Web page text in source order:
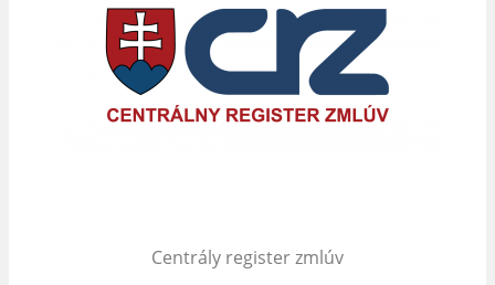
Centrály register zmlúv